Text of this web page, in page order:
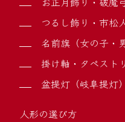
つるし飾り・市松
名前旗（女の子・
掛け軸・タペスト
盆提灯（岐阜提灯）
人形の選び方